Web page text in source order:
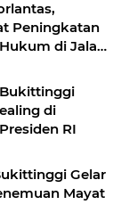
Peningkatan
di Jalan
di
RI
Gelar
Mayat